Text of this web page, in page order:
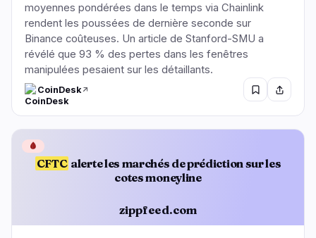
moyennes pondérées dans le temps via Chainlink
rendent les poussées de dernière seconde sur
Binance coûteuses. Un article de Stanford-SMU a
révélé que 93 % des pertes dans les fenêtres
manipulées pesaient sur les détaillants.
CoinDesk
CFTC alerte les marchés de prédiction sur les
cotes moneyline
zippfeed.com
🩸